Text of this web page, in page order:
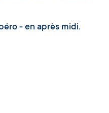
- en après midi.